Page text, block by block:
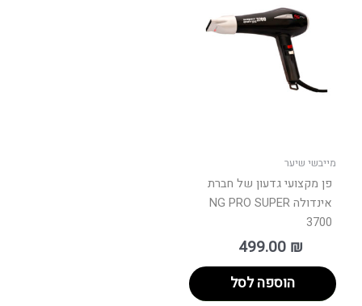
מייבשי שיער
פן מקצועי גדעון של חברת
אינדולה NG PRO SUPER
3700
499.00 ₪
הוספה לסל